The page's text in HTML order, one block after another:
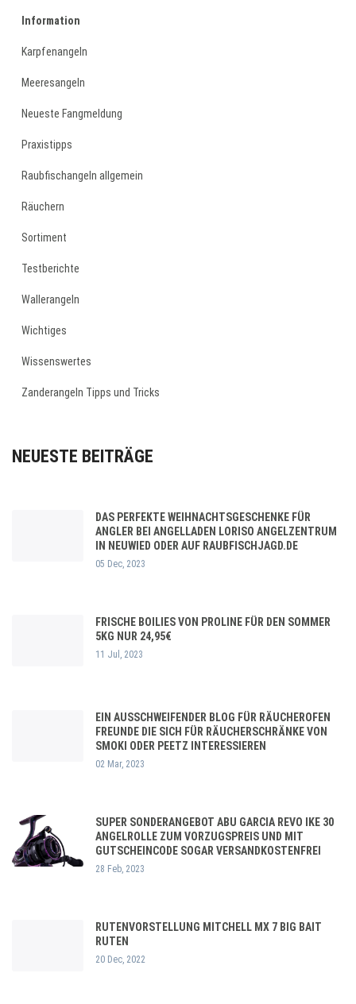
Information
Karpfenangeln
Meeresangeln
Neueste Fangmeldung
Praxistipps
Raubfischangeln allgemein
Räuchern
Sortiment
Testberichte
Wallerangeln
Wichtiges
Wissenswertes
Zanderangeln Tipps und Tricks
NEUESTE BEITRÄGE
DAS PERFEKTE WEIHNACHTSGESCHENKE FÜR
ANGLER BEI ANGELLADEN LORISO ANGELZENTRUM
IN NEUWIED ODER AUF RAUBFISCHJAGD.DE
05 Dec, 2023
FRISCHE BOILIES VON PROLINE FÜR DEN SOMMER
5KG NUR 24,95€
11 Jul, 2023
EIN AUSSCHWEIFENDER BLOG FÜR RÄUCHEROFEN
FREUNDE DIE SICH FÜR RÄUCHERSCHRÄNKE VON
SMOKI ODER PEETZ INTERESSIEREN
02 Mar, 2023
SUPER SONDERANGEBOT ABU GARCIA REVO IKE 30
ANGELROLLE ZUM VORZUGSPREIS UND MIT
GUTSCHEINCODE SOGAR VERSANDKOSTENFREI
28 Feb, 2023
RUTENVORSTELLUNG MITCHELL MX 7 BIG BAIT
RUTEN
20 Dec, 2022